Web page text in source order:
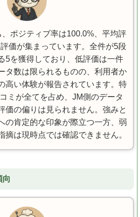
ポジティブ率は100.0%、平均評
価が集まっています。全件が5段
5を獲得しており、低評価は一件
タ数は限られるものの、利用者か
高い体験が報告されています。特
ミが全てを占め、JM側のデータ
価の偏りは見られません。強みと
の肯定的な印象が際立つ一方、弱
摘は現時点では確認できません。
向